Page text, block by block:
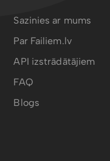
Sazinies ar mums
Par Failiem.lv
API izstrādātājiem
FAQ
Blogs